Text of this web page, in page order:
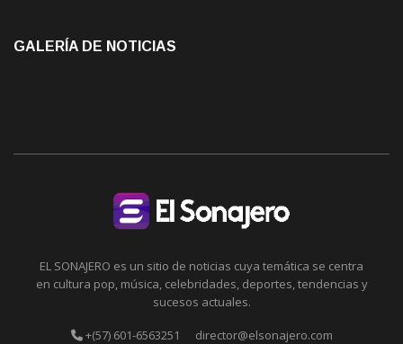
GALERÍA DE NOTICIAS
EL SONAJERO es un sitio de noticias cuya temática se centra
en cultura pop, música, celebridades, deportes, tendencias y
sucesos actuales.
+(57) 601-6563251 director@elsonajero.com